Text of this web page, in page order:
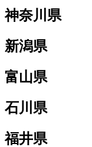
神奈川県
新潟県
富山県
石川県
福井県